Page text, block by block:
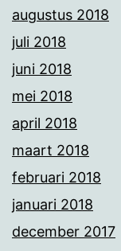
augustus 2018
juli 2018
juni 2018
mei 2018
april 2018
maart 2018
februari 2018
januari 2018
december 2017